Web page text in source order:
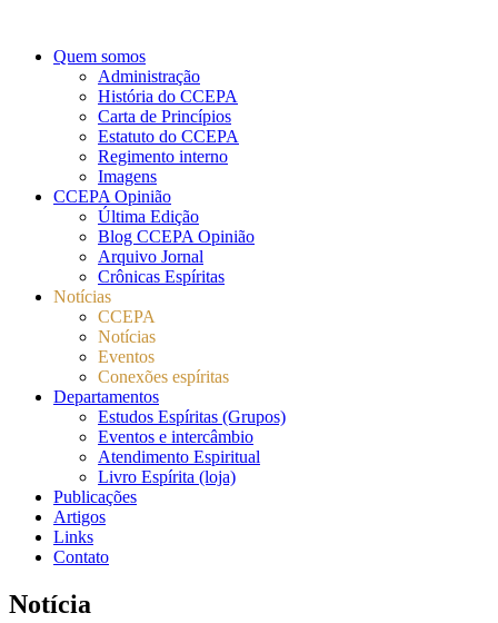
Quem somos
Administração
História do CCEPA
Carta de Princípios
Estatuto do CCEPA
Regimento interno
Imagens
CCEPA Opinião
Última Edição
Blog CCEPA Opinião
Arquivo Jornal
Crônicas Espíritas
Notícias
CCEPA
Notícias
Eventos
Conexões espíritas
Departamentos
Estudos Espíritas (Grupos)
Eventos e intercâmbio
Atendimento Espiritual
Livro Espírita (loja)
Publicações
Artigos
Links
Contato
Notícia